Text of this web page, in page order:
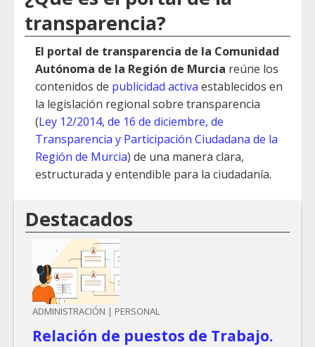
transparencia?
El portal de transparencia de la Comunidad
Autónoma de la Región de Murcia reúne los
contenidos de publicidad activa establecidos en
la legislación regional sobre transparencia
(Ley 12/2014, de 16 de diciembre, de
Transparencia y Participación Ciudadana de la
Región de Murcia) de una manera clara,
estructurada y entendible para la ciudadanía.
Destacados
ADMINISTRACIÓN | PERSONAL
Relación de puestos de Trabajo.